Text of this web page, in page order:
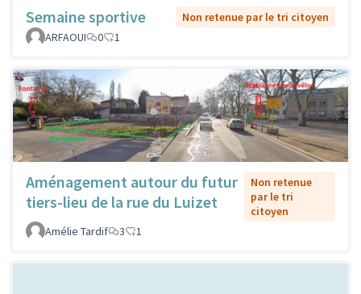
Semaine sportive
Non retenue par le tri citoyen
ARFAOUI
0 1
Aménagement autour du futur
tiers-lieu de la rue du Luizet
Non retenue
par le tri
citoyen
Amélie Tardif
3 1